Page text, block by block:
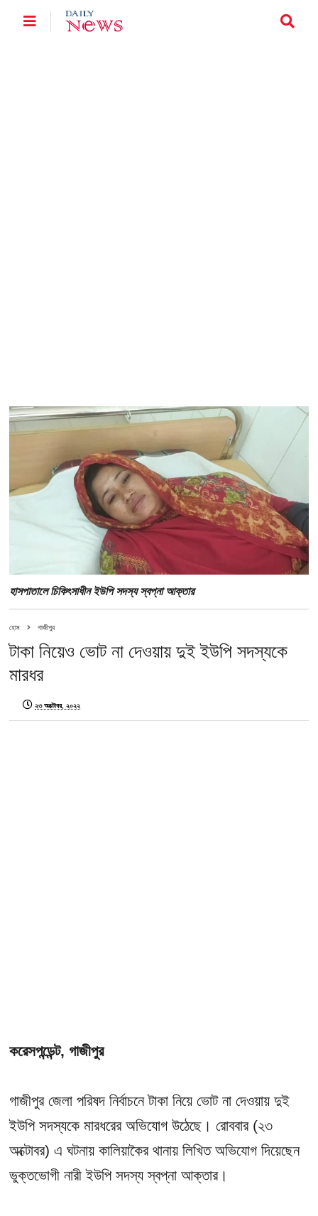
হাসপাতালে চিকিৎসাধীন ইউপি সদস্য স্বপ্না আক্তার
হোম গাজীপুর
টাকা নিয়েও ভোট না দেওয়ায় দুই ইউপি সদস্যকে
মারধর
২৩ অক্টোবর, ২০২২
করেসপন্ডেন্ট, গাজীপুর
গাজীপুর জেলা পরিষদ নির্বাচনে টাকা নিয়ে ভোট না দেওয়ায় দুই
ইউপি সদস্যকে মারধরের অভিযোগ উঠেছে। রোববার (২৩
অক্টোবর) এ ঘটনায় কালিয়াকৈর থানায় লিখিত অভিযোগ দিয়েছেন
ভুক্তভোগী নারী ইউপি সদস্য স্বপ্না আক্তার।